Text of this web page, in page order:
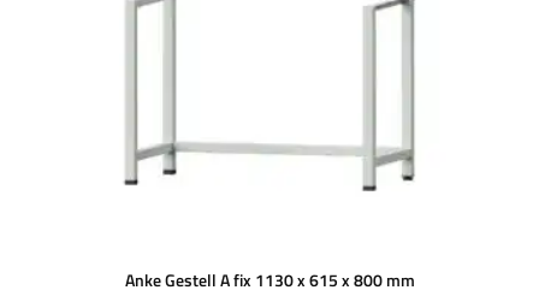
Anke Gestell A fix 1130 x 615 x 800 mm